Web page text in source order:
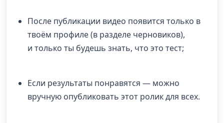
После публикации видео появится только в
твоём профиле (в разделе черновиков),
и только ты будешь знать, что это тест;
Если результаты понравятся — можно
вручную опубликовать этот ролик для всех.